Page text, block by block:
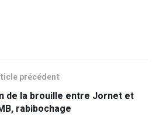
précédent
de la brouille entre Jornet et
rabibochage